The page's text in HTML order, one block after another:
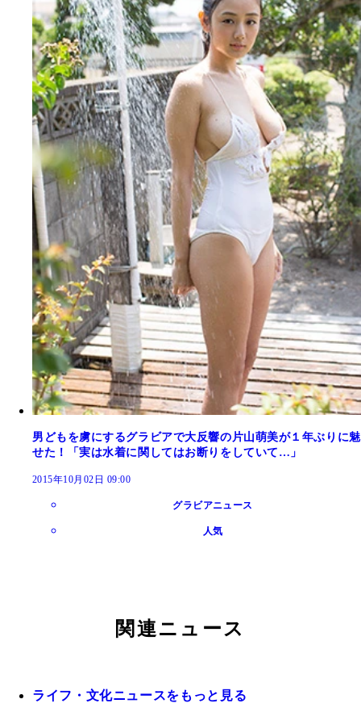
男どもを虜にするグラビアで大反響の片山萌美が１年ぶりに魅
せた！「実は水着に関してはお断りをしていて…」
2015年10月02日 09:00
グラビアニュース
人気
関連ニュース
ライフ・文化ニュースをもっと見る